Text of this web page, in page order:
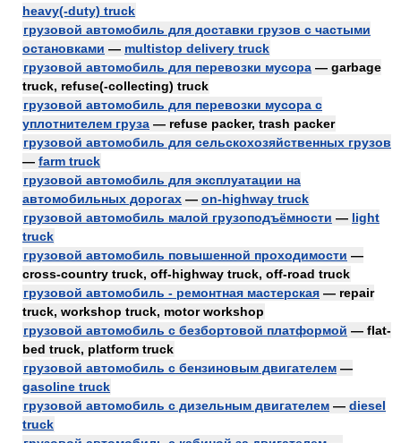
heavy(-duty) truck
грузовой автомобиль для доставки грузов с частыми
остановками — multistop delivery truck
грузовой автомобиль для перевозки мусора — garbage
truck, refuse(-collecting) truck
грузовой автомобиль для перевозки мусора с
уплотнителем груза — refuse packer, trash packer
грузовой автомобиль для сельскохозяйственных грузов
— farm truck
грузовой автомобиль для эксплуатации на
автомобильных дорогах — on-highway truck
грузовой автомобиль малой грузоподъёмности — light
truck
грузовой автомобиль повышенной проходимости —
cross-country truck, off-highway truck, off-road truck
грузовой автомобиль - ремонтная мастерская — repair
truck, workshop truck, motor workshop
грузовой автомобиль с безбортовой платформой — flat-
bed truck, platform truck
грузовой автомобиль с бензиновым двигателем —
gasoline truck
грузовой автомобиль с дизельным двигателем — diesel
truck